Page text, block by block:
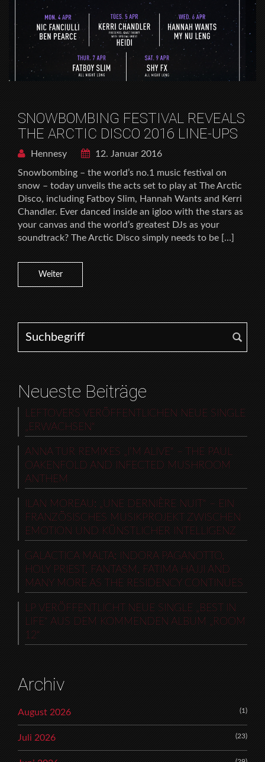
SNOWBOMBING FESTIVAL REVEALS
THE ARCTIC DISCO 2016 LINE-UPS
Hennesy
12. Januar 2016
Snowbombing – the world’s no.1 music festival on
snow – today unveils the acts set to play at The Arctic
Disco, including Fatboy Slim, Hannah Wants and Kerri
Chandler. Ever danced inside an igloo with the stars as
your canvas and the world’s greatest DJs as your
soundtrack? The Arctic Disco simply needs to be […]
Weiter
Search for:
Neueste Beiträge
LEFTOVERS VERÖFFENTLICHEN NEUE SINGLE
„ERWACHSEN“
ANNA TUR REMIXES „I’M ALIVE“ – THE PAUL
OAKENFOLD AND INFECTED MUSHROOM
ANTHEM
ILAN MOREAU: „UNE DERNIÈRE NUIT“ – EIN
FRANZÖSISCHES MUSIKPROJEKT ZWISCHEN
EMOTION UND KÜNSTLICHER INTELLIGENZ
GALACTICA MALTA: INDORA PAGANOTTO,
HOLY PRIEST, FANTASM, FATIMA HAJJI AND
MANY MORE AS THE RESIDENCY CONTINUES
LP VERÖFFENTLICHT NEUE SINGLE „BEST IN
LIFE“ AUS DEM KOMMENDEN ALBUM „ROOM
12“
Archiv
August 2026 (1)
Juli 2026 (23)